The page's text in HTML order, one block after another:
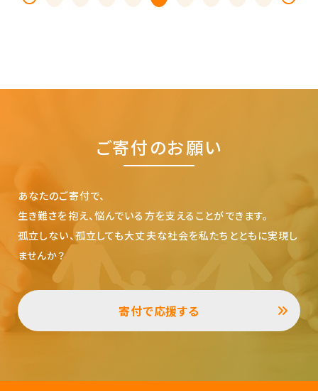
ご寄付のお願い
あなたのご寄付で、
生き難さを抱え、悩んでいる方を支えることができます。
孤立しない、孤立しても大丈夫な社会を私たちとともに実現し
ませんか？
寄付で応援する